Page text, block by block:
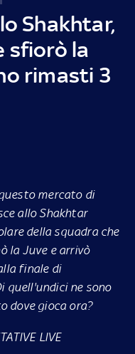
Shakhtar,
sfiorò la
rimasti 3
mercato di
allo Shakhtar
della squadra che
la Juve e arrivò
finale di
quell'undici ne sono
dove gioca ora?
LIVE